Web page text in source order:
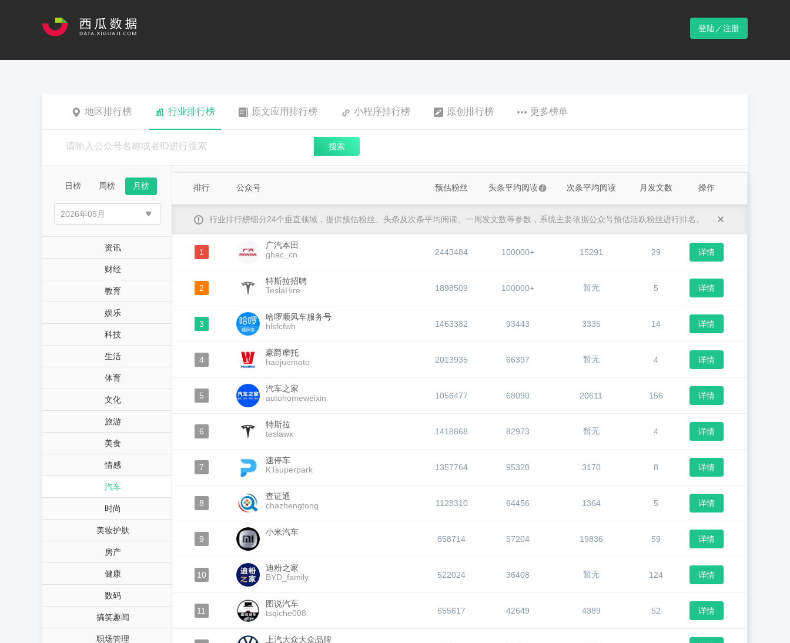
登陆／注册
地区排行榜 行业排行榜 原文应用排行榜 小程序排行榜 原创排行榜 更多榜单
搜索
日榜 周榜 月榜
资讯
财经
教育
娱乐
科技
生活
体育
文化
旅游
美食
情感
汽车
时尚
美妆护肤
房产
健康
数码
搞笑趣闻
职场管理
排行 公众号 预估粉丝 头条平均阅读 次条平均阅读 月发文数 操作
行业排行榜细分24个垂直领域，提供预估粉丝、头条及次条平均阅读、一周发文数等参数，系统主要依据公众号预估活跃粉丝进行排名。
1
广汽本田
ghac_cn
2443484 100000+ 15291 29 详情
2
特斯拉招聘
TeslaHire
1898509 100000+ 暂无 5 详情
3
哈啰顺风车服务号
hlsfcfwh
1463382 93443 3335 14 详情
4
豪爵摩托
haojuemoto
2013935 66397 暂无 4 详情
5
汽车之家
autohomeweixin
1056477 68090 20611 156 详情
6
特斯拉
teslawx
1418868 82973 暂无 4 详情
7
速停车
KTsuperpark
1357764 95320 3170 8 详情
8
查证通
chazhengtong
1128310 64456 1364 5 详情
9
小米汽车
858714 57204 19836 59 详情
10
迪粉之家
BYD_family
522024 36408 暂无 124 详情
11
图说汽车
tsqiche008
655617 42649 4389 52 详情
上汽大众大众品牌